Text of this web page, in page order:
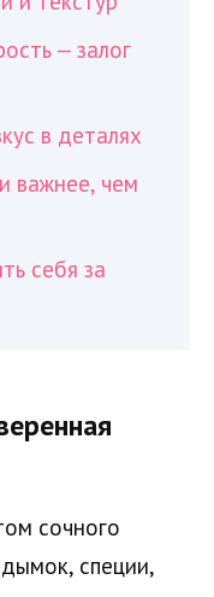
— залог
в деталях
важнее, чем
себя за
сочного
специи,